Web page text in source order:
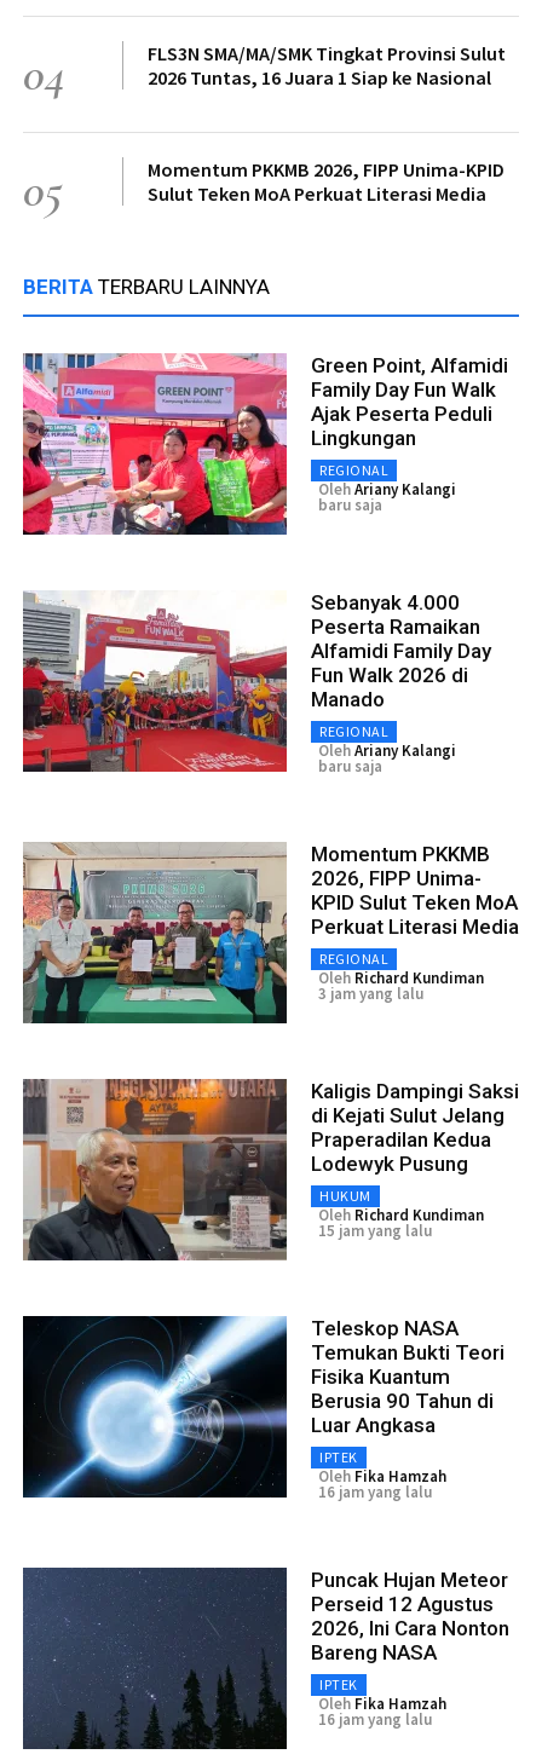
04
FLS3N SMA/MA/SMK Tingkat Provinsi Sulut
2026 Tuntas, 16 Juara 1 Siap ke Nasional
05
Momentum PKKMB 2026, FIPP Unima-KPID
Sulut Teken MoA Perkuat Literasi Media
BERITA TERBARU LAINNYA
Green Point, Alfamidi
Family Day Fun Walk
Ajak Peserta Peduli
Lingkungan
REGIONAL
OlehAriany Kalangi
baru saja
Sebanyak 4.000
Peserta Ramaikan
Alfamidi Family Day
Fun Walk 2026 di
Manado
REGIONAL
OlehAriany Kalangi
baru saja
Momentum PKKMB
2026, FIPP Unima-
KPID Sulut Teken MoA
Perkuat Literasi Media
REGIONAL
Oleh Richard Kundiman
3 jam yang lalu
Kaligis Dampingi Saksi
di Kejati Sulut Jelang
Praperadilan Kedua
Lodewyk Pusung
HUKUM
Oleh Richard Kundiman
15 jam yang lalu
Teleskop NASA
Temukan Bukti Teori
Fisika Kuantum
Berusia 90 Tahun di
Luar Angkasa
IPTEK
Oleh Fika Hamzah
16 jam yang lalu
Puncak Hujan Meteor
Perseid 12 Agustus
2026, Ini Cara Nonton
Bareng NASA
IPTEK
Oleh Fika Hamzah
16 jam yang lalu